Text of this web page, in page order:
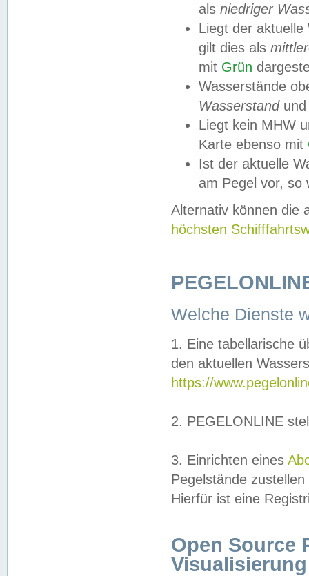
als niedriger
Liegt der
gilt dies als
mit Grün
Wasserstände
Wasserstandund
Liegt kein MHW
Karte ebenso mit
Ist der aktuelle
am Pegel vor,
Alternativ können die
höchsten
Welche Dienste
1. Eine tabellarische
den aktuellen
https://
2. PEGELONLINE
3. Einrichten eines
Pegelstände
Hierfür ist eine
Open Source
Visualisierung